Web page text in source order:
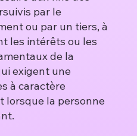
par le
ou par un tiers, à
les intérêts ou les
de la
exigent une
à caractère
lorsque la personne